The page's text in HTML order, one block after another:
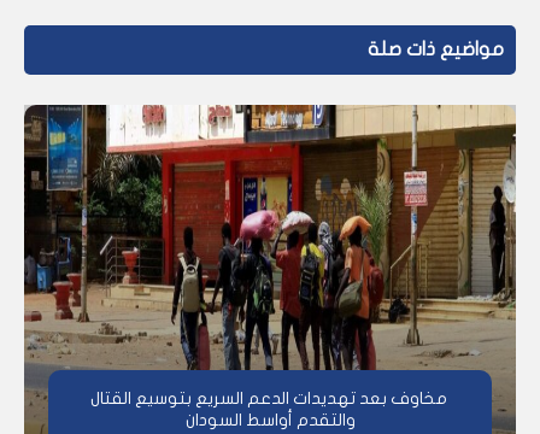
مواضيع ذات صلة
مخاوف بعد تهديدات الدعم السريع بتوسيع القتال
والتقدم أواسط السودان